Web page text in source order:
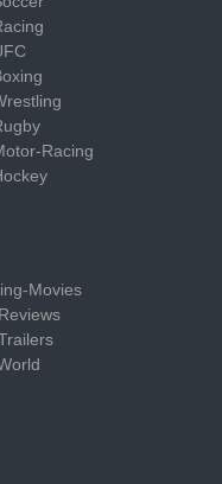
Racing
Movies